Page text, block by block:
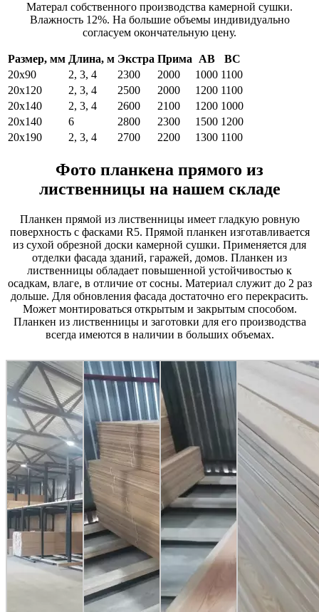
Матерал собственного производства камерной сушки.
Влажность 12%. На большие объемы индивидуально
согласуем окончательную цену.
Размер, мм Длина, м Экстра Прима АВ
ВС
20х90
2, 3, 4 2300 2000 1000 1100
20х120
2, 3, 4 2500 2000 1200 1100
20х140
2, 3, 4 2600 2100 1200 1000
20х140
6 2800 2300 1500 1200
20х190
2, 3, 4 2700 2200 1300 1100
Фото планкена прямого из
лиственницы на нашем складе
Планкен прямой из лиственницы имеет гладкую ровную
поверхность с фасками R5. Прямой планкен изготавливается
из сухой обрезной доски камерной сушки. Применяется для
отделки фасада зданий, гаражей, домов. Планкен из
лиственницы обладает повышенной устойчивостью к
осадкам, влаге, в отличие от сосны. Материал служит до 2 раз
дольше. Для обновления фасада достаточно его перекрасить.
Может монтироваться открытым и закрытым способом.
Планкен из лиственницы и заготовки для его производства
всегда имеются в наличии в больших объемах.